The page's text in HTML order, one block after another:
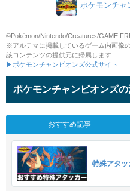
ポケモンチャ
©Pokémon/Nintendo/Creatures/GAME
※アルテマに掲載しているゲーム内画像
該コンテンツの提供元に帰属します
▶ポケモンチャンピオンズ公式サイト
ポケモンチャンピオンズ
おすすめ記事
特殊アタ